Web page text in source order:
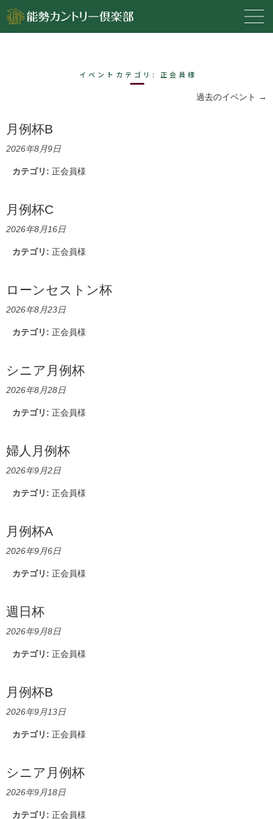
イベントカテゴリ: 正会員様
過去のイベント →
月例杯B
2026年8月9日
カテゴリ: 正会員様
月例杯C
2026年8月16日
カテゴリ: 正会員様
ローンセストン杯
2026年8月23日
カテゴリ: 正会員様
シニア月例杯
2026年8月28日
カテゴリ: 正会員様
婦人月例杯
2026年9月2日
カテゴリ: 正会員様
月例杯A
2026年9月6日
カテゴリ: 正会員様
週日杯
2026年9月8日
カテゴリ: 正会員様
月例杯B
2026年9月13日
カテゴリ: 正会員様
シニア月例杯
2026年9月18日
カテゴリ: 正会員様